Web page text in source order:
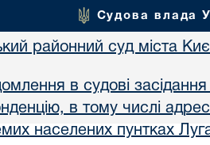
Судова влада
районний суд міста
в судові
в тому числі
населених пунтках